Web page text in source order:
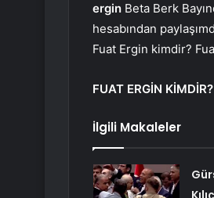
ergin Beta Berk
hesabından
Fuat Ergin kimdir?
FUAT ERGİN KİMDİR?
İlgili Makaleler